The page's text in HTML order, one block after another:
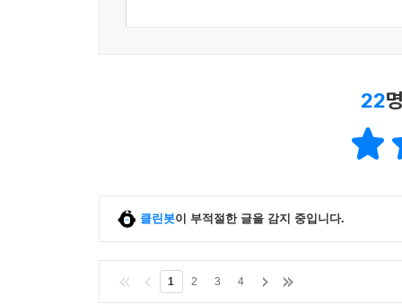
22
클린봇이 부적절한 글을 감지 중입니다.
1 2 3 4